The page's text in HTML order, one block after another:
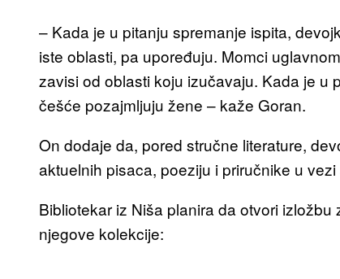
– Kada je u pitanju spremanje ispita,
iste oblasti, pa upoređuju. Momci
zavisi od oblasti koju izučavaju. Kada je u
češće pozajmljuju žene – kaže Goran.
On dodaje da, pored stručne literature,
aktuelnih pisaca, poeziju i priručnike u
Bibliotekar iz Niša planira da otvori
njegove kolekcije: